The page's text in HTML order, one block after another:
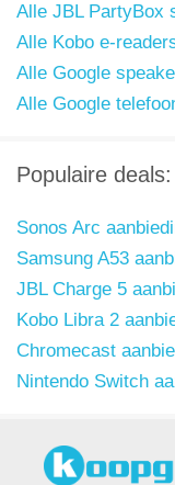
Alle JBL PartyBox
Alle Kobo e-
Alle Google
Alle Google
Populaire deals:
Sonos Arc
Samsung A53
JBL Charge 5
Kobo Libra 2
Chromecast
Nintendo Switch